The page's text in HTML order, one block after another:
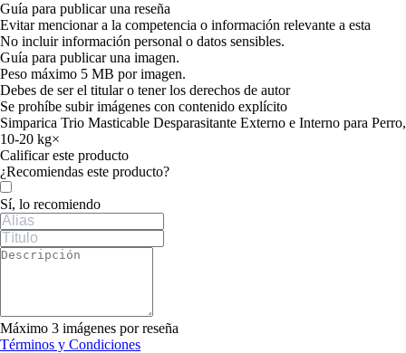
Guía para publicar una reseña
Evitar mencionar a la competencia o información relevante a esta
No incluir información personal o datos sensibles.
Guía para publicar una imagen.
Peso máximo 5 MB por imagen.
Debes de ser el titular o tener los derechos de autor
Se prohíbe subir imágenes con contenido explícito
Simparica Trio Masticable Desparasitante Externo e Interno para Perro,
10-20 kg×
Calificar este producto
Tu valoración
¿Recomiendas este producto?
Sí, lo recomiendo
Máximo 3 imágenes por reseña
Términos y Condiciones